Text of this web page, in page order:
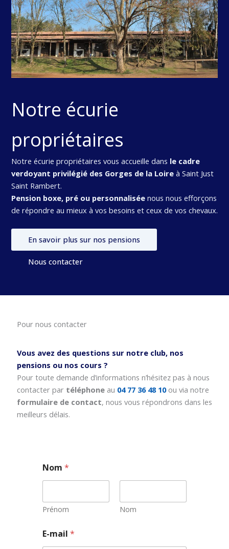
Notre écurie
propriétaires
Notre écurie propriétaires vous accueille dans le cadre
verdoyant privilégié des Gorges de la Loireà Saint Just
Saint Rambert.
Pension boxe, pré ou personnaliséenous nous efforçons
de répondre au mieux à vos besoins et ceux de vos chevaux.
En savoir plus sur nos pensions
Nous contacter
Pour nous contacter
Vous avez des questions sur notre club, nos
pensions ou nos cours ?
Pour toute demande d’informations n’hésitez pas à nous
contacter par téléphoneau 04 77 36 48 10 ou via notre
formulaire de contact, nous vous répondrons dans les
meilleurs délais.
Nom*
Prénom Nom
-
m
E-mail*